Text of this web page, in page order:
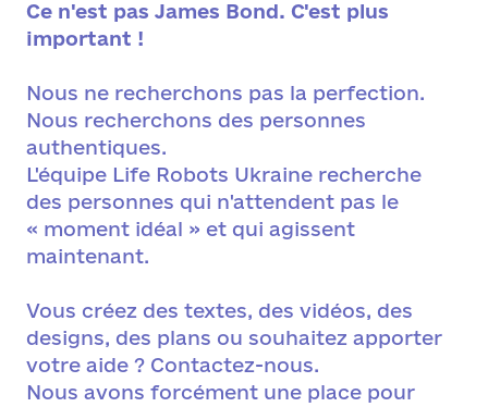
Ce n'est pas James Bond. C'est plus
important !
Nous ne recherchons pas la perfection.
Nous recherchons des personnes
authentiques.
L'équipe Life Robots Ukraine recherche
des personnes qui n'attendent pas le
« moment idéal » et qui agissent
maintenant.
Vous créez des textes, des vidéos, des
designs, des plans ou souhaitez apporter
votre aide ? Contactez-nous.
Nous avons forcément une place pour